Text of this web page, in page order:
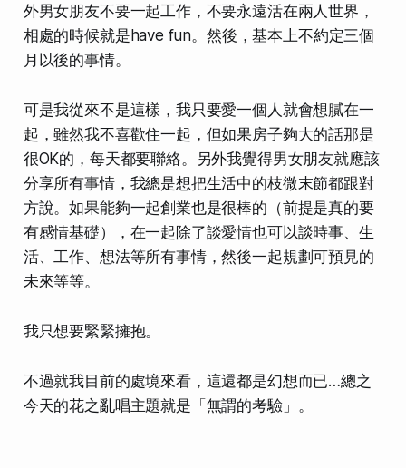
外男女朋友不要一起工作，不要永遠活在兩人世界，
相處的時候就是have fun。然後，基本上不約定三個
月以後的事情。
可是我從來不是這樣，我只要愛一個人就會想膩在一
起，雖然我不喜歡住一起，但如果房子夠大的話那是
很OK的，每天都要聯絡。另外我覺得男女朋友就應該
分享所有事情，我總是想把生活中的枝微末節都跟對
方說。如果能夠一起創業也是很棒的（前提是真的要
有感情基礎），在一起除了談愛情也可以談時事、生
活、工作、想法等所有事情，然後一起規劃可預見的
未來等等。
我只想要緊緊擁抱。
不過就我目前的處境來看，這還都是幻想而已…總之
今天的花之亂唱主題就是「無謂的考驗」。